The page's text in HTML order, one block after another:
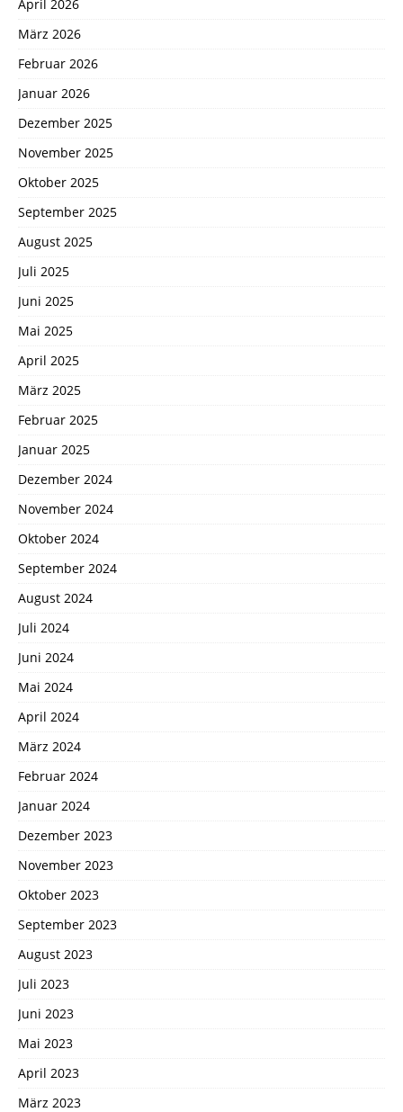
April 2026
März 2026
Februar 2026
Januar 2026
Dezember 2025
November 2025
Oktober 2025
September 2025
August 2025
Juli 2025
Juni 2025
Mai 2025
April 2025
März 2025
Februar 2025
Januar 2025
Dezember 2024
November 2024
Oktober 2024
September 2024
August 2024
Juli 2024
Juni 2024
Mai 2024
April 2024
März 2024
Februar 2024
Januar 2024
Dezember 2023
November 2023
Oktober 2023
September 2023
August 2023
Juli 2023
Juni 2023
Mai 2023
April 2023
März 2023